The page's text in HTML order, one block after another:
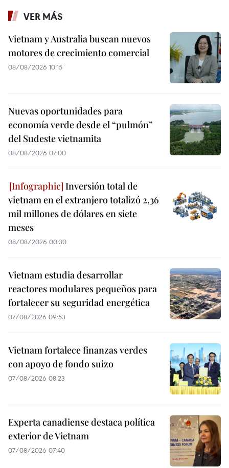
VER MÁS
Vietnam y Australia buscan nuevos
motores de crecimiento comercial
08/08/2026 10:15
Nuevas oportunidades para
economía verde desde el “pulmón”
del Sudeste vietnamita
08/08/2026 07:00
Inversión total de
vietnam en el extranjero totalizó 2,36
mil millones de dólares en siete
meses
08/08/2026 00:30
Vietnam estudia desarrollar
reactores modulares pequeños para
fortalecer su seguridad energética
07/08/2026 09:53
Vietnam fortalece finanzas verdes
con apoyo de fondo suizo
07/08/2026 08:23
Experta canadiense destaca política
exterior de Vietnam
07/08/2026 07:40